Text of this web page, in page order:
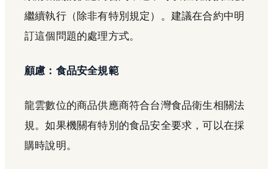
繼續執行（除非有特別規定）。建議在合約中明
訂這個問題的處理方式。
顧慮：食品安全規範
龍雲數位的商品供應商符合台灣食品衛生相關法
規。如果機關有特別的食品安全要求，可以在採
購時說明。